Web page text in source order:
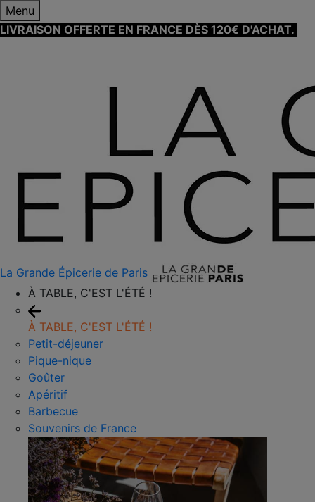
Menu
LIVRAISON OFFERTE EN FRANCE DÈS 120€ D'ACHAT.
La Grande Épicerie de Paris
À TABLE, C'EST L'ÉTÉ !
À TABLE, C'EST L'ÉTÉ !
Petit-déjeuner
Pique-nique
Goûter
Apéritif
Barbecue
Souvenirs de France